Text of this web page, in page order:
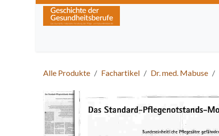
Zum Inhalt springen
Alle Produkte Fachartikel Dr. med. Mabuse